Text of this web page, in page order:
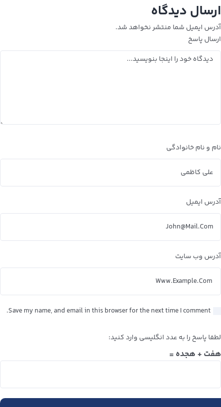
ارسال دیدگاه
آدرس ایمیل شما منتشر نخواهد شد.
ارسال پاسخ
نام و نام خانوادگی
آدرس ایمیل
آدرس وب سایت
Save my name, and email in this browser for the next time I comment.
لطفا پاسخ را به عدد انگلیسی وارد کنید:
هفت + هجده =